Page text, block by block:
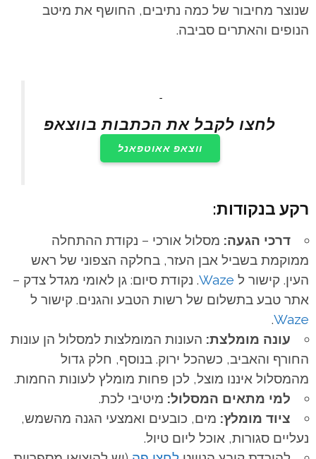
שנוצר מחיבור של כמה נתיבים, החושף את מיטב
הנופים והאתרים סביבה.
ֿ
לחצו לקבל את הכתבות בווצאפ
ווצאפ אאוטפאנל
רקע בנקודות:
דרכי הגעה: מסלול אורכי – נקודת ההתחלה
ממוקמת בשביל אבן העזר, בחלקה הצפוני של ראש
העין. קישור ל Waze. נקודת סיום: גן לאומי מגדל צדק –
אתר טבע בתשלום של רשות הטבע והגנים. קישור ל
Waze
.
עונה מומלצת: העונות המומלצות למסלול הן עונות
החורף והאביב, כשהכל ירוק. בנוסף, חלק גדול
מהמסלול איננו מוצל, לכן פחות מומלץ לעונות החמות.
למי מתאים המסלול: מיטיבי לכת.
ציוד מומלץ: מים, כובעים ואמצעי הגנה מהשמש,
נעליים סגורות, אוכל ליום טיול.